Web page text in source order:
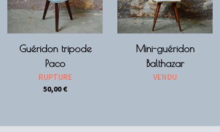
Guéridon tripode
Paco
RUPTURE
50,00€
Mini-guéridon
Balthazar
VENDU